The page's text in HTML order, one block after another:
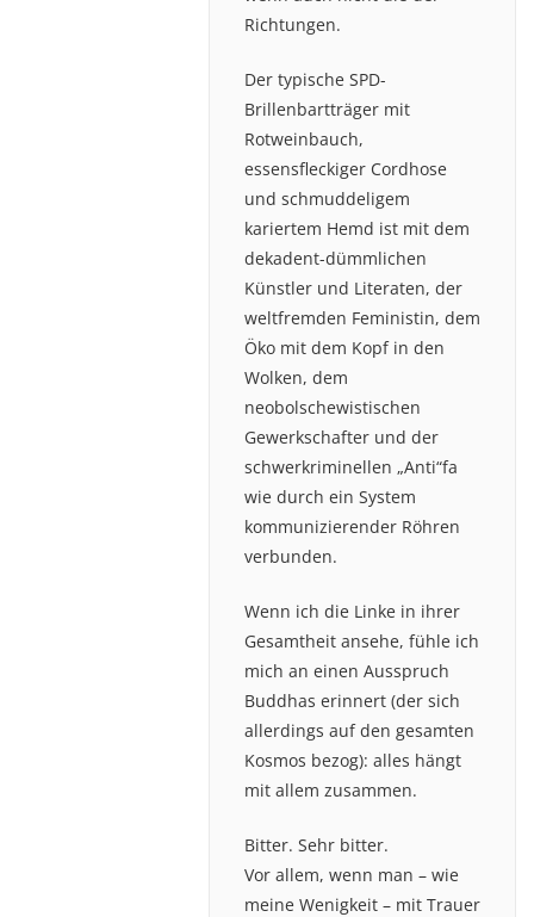
Richtungen.
Der typische SPD-
Brillenbartträger mit
Rotweinbauch,
essensfleckiger Cordhose
und schmuddeligem
kariertem Hemd ist mit dem
dekadent-dümmlichen
Künstler und Literaten, der
weltfremden Feministin, dem
Öko mit dem Kopf in den
Wolken, dem
neobolschewistischen
Gewerkschafter und der
schwerkriminellen „Anti“fa
wie durch ein System
kommunizierender Röhren
verbunden.
Wenn ich die Linke in ihrer
Gesamtheit ansehe, fühle ich
mich an einen Ausspruch
Buddhas erinnert (der sich
allerdings auf den gesamten
Kosmos bezog): alles hängt
mit allem zusammen.
Bitter. Sehr bitter.
Vor allem, wenn man – wie
meine Wenigkeit – mit Trauer